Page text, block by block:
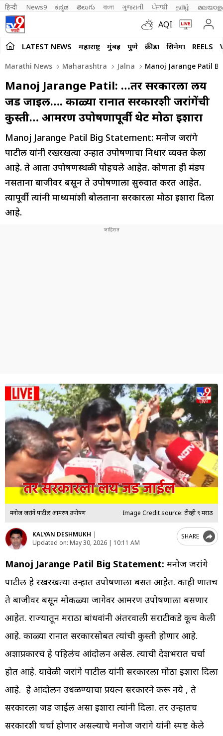
हिन्दी News9 ಕನ್ನಡ తెలుగు বাংলা ગુજરાતી ਪੰਜਾਬੀ தமிழ்
AQI
LATEST NEWS महाराष्ट्र मुंबई पुणे क्रीडा सिनेमा REELS
Marathi News Maharashtra Jalna Manoj Jarange Patil
Manoj Jarange Patil: …तर सरकारला लय
जड जाईल…. काळ्या रानात सरकारशी जरांगेंची
कुस्ती… आमरण उपोषणापूर्वी थेट मोठा इशारा
Manoj Jarange Patil Big Statement: मनोज जरांगे
पाटील यांनी रखरखत्या उन्हात उपोषणाचा निर्धार व्यक्त केला
आहे. ते आता उपोषणस्थळी पोहचले आहेत. कोणता ही मंडप
नसताना बाजीवर बसून ते उपोषणाला सुरुवात करत आहेत.
त्यापूर्वी त्यांनी माध्यमांशी बोलताना सरकारला मोठा इशारा दिला
आहे.
मनोज जरांगे पाटील आमरण उपोषण Image Credit source: टीव्ही ९ मराठी
KALYAN DESHMUKH |
Updated on: May 30, 2026 | 10:11 AM
SHARE
Manoj Jarange Patil Big Statement: मनोज जरांगे
पाटील हे रखरखत्या उन्हात उपोषणाला बसत आहेत. काही क्षणातच
ते बाजीवर बसून मोकळ्या जागेवर आमरण उपोषणाला बसणार
आहेत. राज्यातून मराठा बांधवांनी अंतरवाली सराटीकडे कूच केली
आहे. काळ्या रानात सरकारसोबत त्यांची कुस्ती होणार आहे.
अशाप्रकारचं हे पहिलंच आंदोलन असेल. त्याची देशभरात चर्चा
होत आहे. यावेळी जरांगे पाटील यांनी सरकारला मोठा इशारा दिला
आहे. हे आंदोलन उधळण्याचा प्रयत्न सरकारने करू नये , ते
सरकारला जड जाईल असा इशारा त्यांनी दिला. तर उन्हातच
सरकारशी चर्चा होणार असल्याचे मनोज जरांगे यांनी स्पष्ट केले